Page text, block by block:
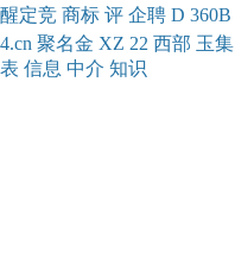
醒定竞 商标 评 企聘 D 360B
4.cn 聚名金 XZ 22 西部 玉集
表 信息 中介 知识